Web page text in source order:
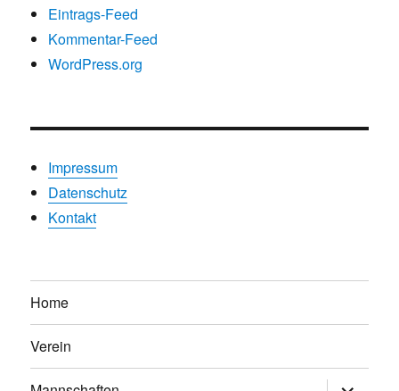
Eintrags-Feed
Kommentar-Feed
WordPress.org
Impressum
Datenschutz
Kontakt
Home
Verein